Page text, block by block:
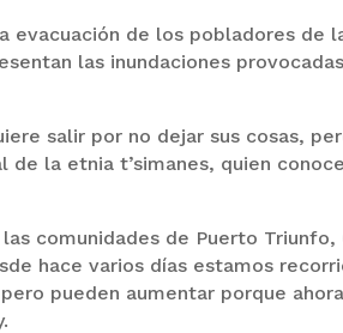
evacuación de los pobladores de
las inundaciones
salir por no dejar sus cosas,
de la etnia t’simanes, quien
comunidades de Puerto Triunfo,
hace varios días estamos
pueden aumentar porque